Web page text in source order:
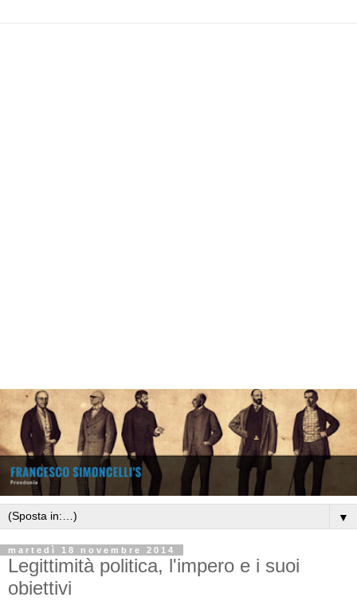
▼
martedì 18 novembre 2014
Legittimità politica, l'impero e i suoi
obiettivi